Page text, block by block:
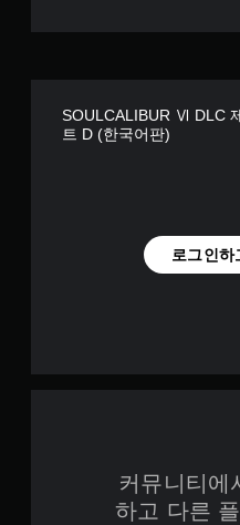
SOULCALIBUR Ⅵ DLC
트 D (한국어판)
로그인
커뮤니티에
하고 다른